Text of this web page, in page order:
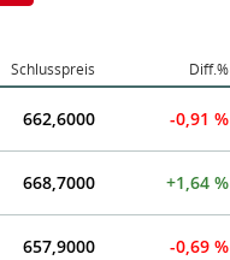
Schlusspreis Diff.%
662,6000 -0,91 %
668,7000 +1,64 %
657,9000 -0,69 %